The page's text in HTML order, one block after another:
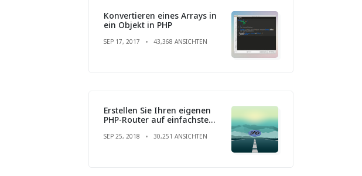
Konvertieren eines Arrays in
ein Objekt in PHP
SEP 17, 2017 43,368 ANSICHTEN
Erstellen Sie Ihren eigenen
PHP-Router auf einfachste
SEP 25, 2018 30,251 ANSICHTEN